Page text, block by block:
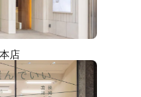
店